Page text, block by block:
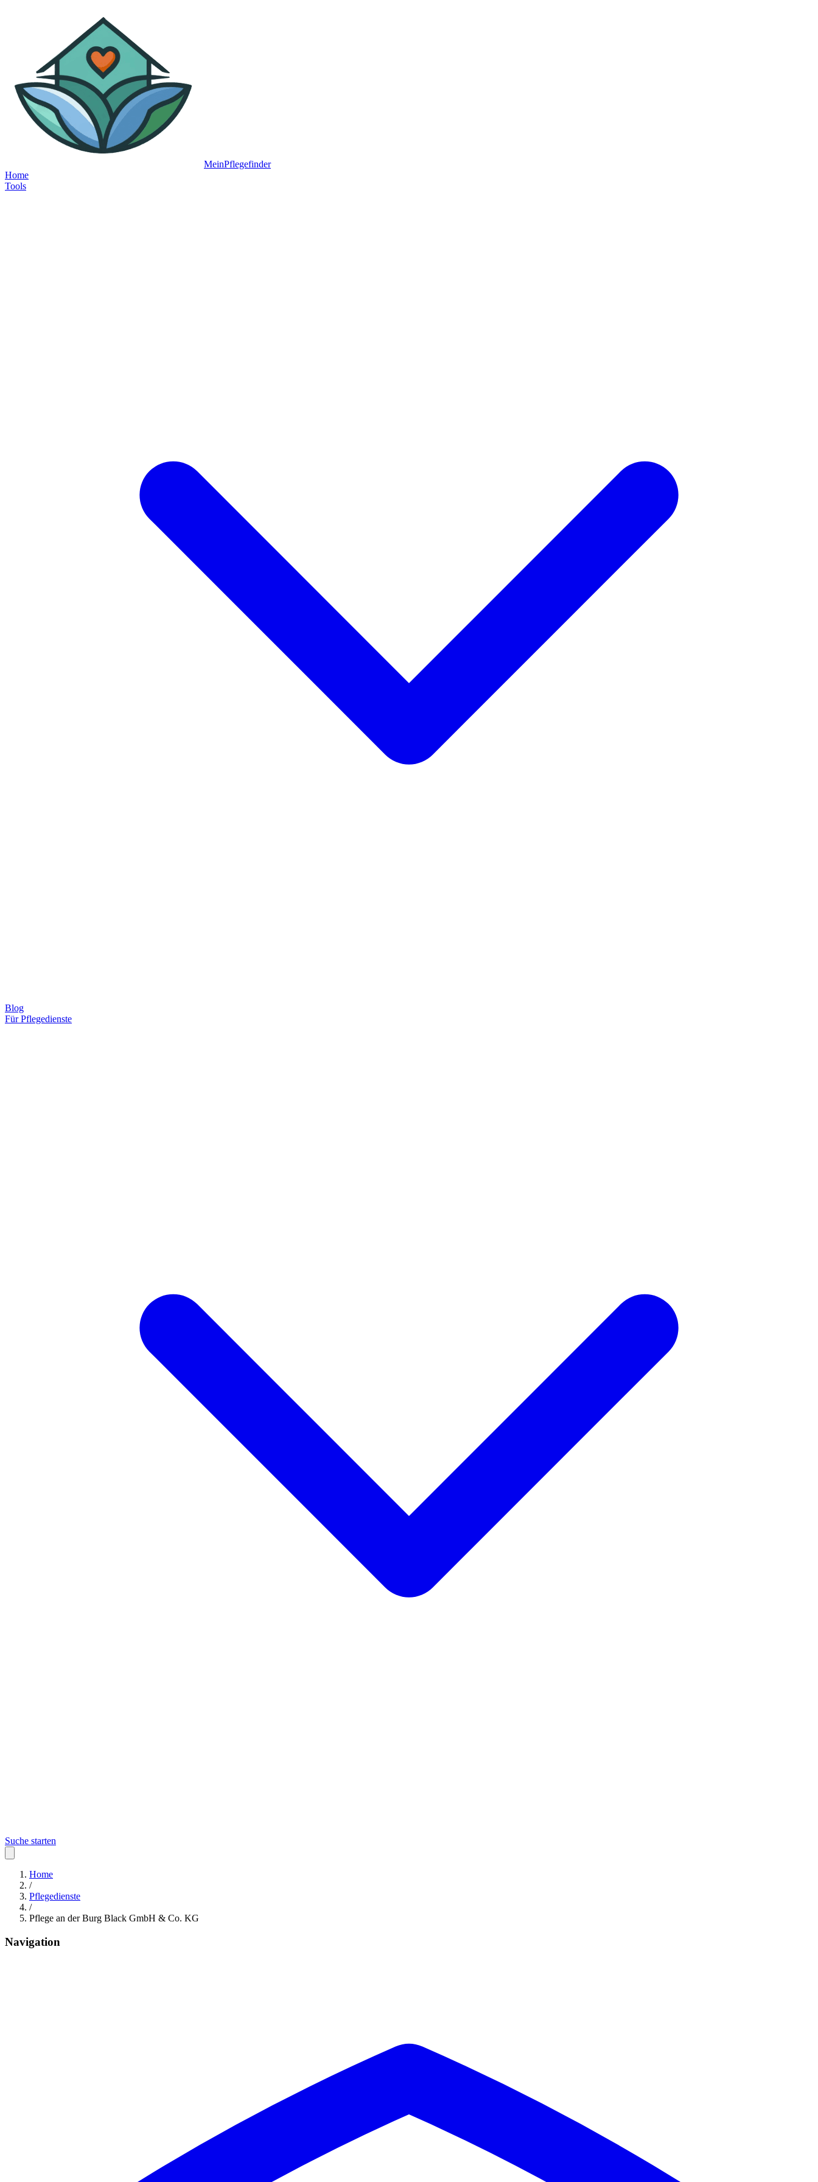
MeinPflegefinder
Home
Tools
Blog
Für Pflegedienste
Suche starten
Home
/
Pflegedienste
/
Pflege an der Burg Black GmbH & Co. KG
Navigation